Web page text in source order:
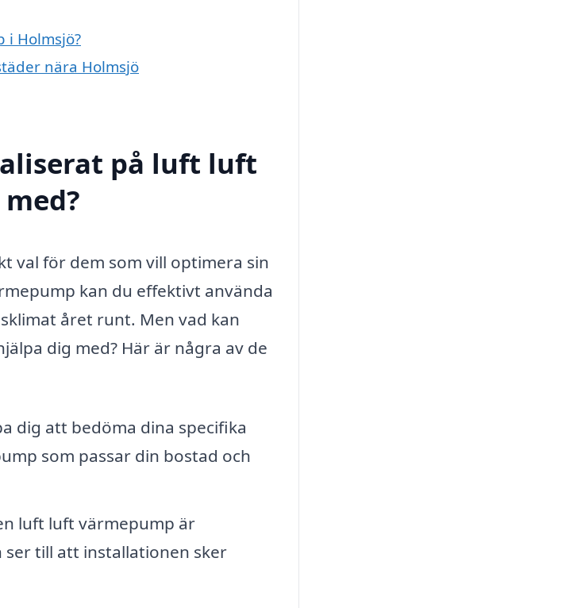
Holmsjö?
nära Holmsjö
på luft luft
val för dem som vill optimera sin
kan du effektivt använda
året runt. Men vad kan
dig med? Här är några av de
dig att bedöma dina specifika
som passar din bostad och
luft luft värmepump är
till att installationen sker